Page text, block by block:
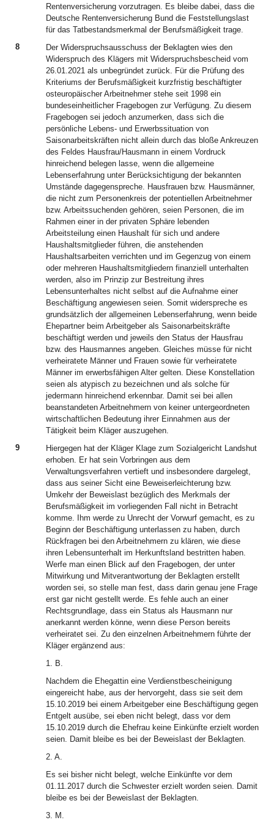
Rentenversicherung vorzutragen. Es bleibe dabei, dass die
Deutsche Rentenversicherung Bund die Feststellungslast
für das Tatbestandsmerkmal der Berufsmäßigkeit trage.
8
Der Widerspruchsausschuss der Beklagten wies den
Widerspruch des Klägers mit Widerspruchsbescheid vom
26.01.2021 als unbegründet zurück. Für die Prüfung des
Kriteriums der Berufsmäßigkeit kurzfristig beschäftigter
osteuropäischer Arbeitnehmer stehe seit 1998 ein
bundeseinheitlicher Fragebogen zur Verfügung. Zu diesem
Fragebogen sei jedoch anzumerken, dass sich die
persönliche Lebens- und Erwerbssituation von
Saisonarbeitskräften nicht allein durch das bloße Ankreuzen
des Feldes Hausfrau/Hausmann in einem Vordruck
hinreichend belegen lasse, wenn die allgemeine
Lebenserfahrung unter Berücksichtigung der bekannten
Umstände dagegenspreche. Hausfrauen bzw. Hausmänner,
die nicht zum Personenkreis der potentiellen Arbeitnehmer
bzw. Arbeitssuchenden gehören, seien Personen, die im
Rahmen einer in der privaten Sphäre lebenden
Arbeitsteilung einen Haushalt für sich und andere
Haushaltsmitglieder führen, die anstehenden
Haushaltsarbeiten verrichten und im Gegenzug von einem
oder mehreren Haushaltsmitgliedern finanziell unterhalten
werden, also im Prinzip zur Bestreitung ihres
Lebensunterhaltes nicht selbst auf die Aufnahme einer
Beschäftigung angewiesen seien. Somit widerspreche es
grundsätzlich der allgemeinen Lebenserfahrung, wenn beide
Ehepartner beim Arbeitgeber als Saisonarbeitskräfte
beschäftigt werden und jeweils den Status der Hausfrau
bzw. des Hausmannes angeben. Gleiches müsse für nicht
verheiratete Männer und Frauen sowie für verheiratete
Männer im erwerbsfähigen Alter gelten. Diese Konstellation
seien als atypisch zu bezeichnen und als solche für
jedermann hinreichend erkennbar. Damit sei bei allen
beanstandeten Arbeitnehmern von keiner untergeordneten
wirtschaftlichen Bedeutung ihrer Einnahmen aus der
Tätigkeit beim Kläger auszugehen.
9
Hiergegen hat der Kläger Klage zum Sozialgericht Landshut
erhoben. Er hat sein Vorbringen aus dem
Verwaltungsverfahren vertieft und insbesondere dargelegt,
dass aus seiner Sicht eine Beweiserleichterung bzw.
Umkehr der Beweislast bezüglich des Merkmals der
Berufsmäßigkeit im vorliegenden Fall nicht in Betracht
komme. Ihm werde zu Unrecht der Vorwurf gemacht, es zu
Beginn der Beschäftigung unterlassen zu haben, durch
Rückfragen bei den Arbeitnehmern zu klären, wie diese
ihren Lebensunterhalt im Herkunftsland bestritten haben.
Werfe man einen Blick auf den Fragebogen, der unter
Mitwirkung und Mitverantwortung der Beklagten erstellt
worden sei, so stelle man fest, dass darin genau jene Frage
erst gar nicht gestellt werde. Es fehle auch an einer
Rechtsgrundlage, dass ein Status als Hausmann nur
anerkannt werden könne, wenn diese Person bereits
verheiratet sei. Zu den einzelnen Arbeitnehmern führte der
Kläger ergänzend aus:
1. B.
Nachdem die Ehegattin eine Verdienstbescheinigung
eingereicht habe, aus der hervorgeht, dass sie seit dem
15.10.2019 bei einem Arbeitgeber eine Beschäftigung gegen
Entgelt ausübe, sei eben nicht belegt, dass vor dem
15.10.2019 durch die Ehefrau keine Einkünfte erzielt worden
seien. Damit bleibe es bei der Beweislast der Beklagten.
2. A.
Es sei bisher nicht belegt, welche Einkünfte vor dem
01.11.2017 durch die Schwester erzielt worden seien. Damit
bleibe es bei der Beweislast der Beklagten.
3. M.